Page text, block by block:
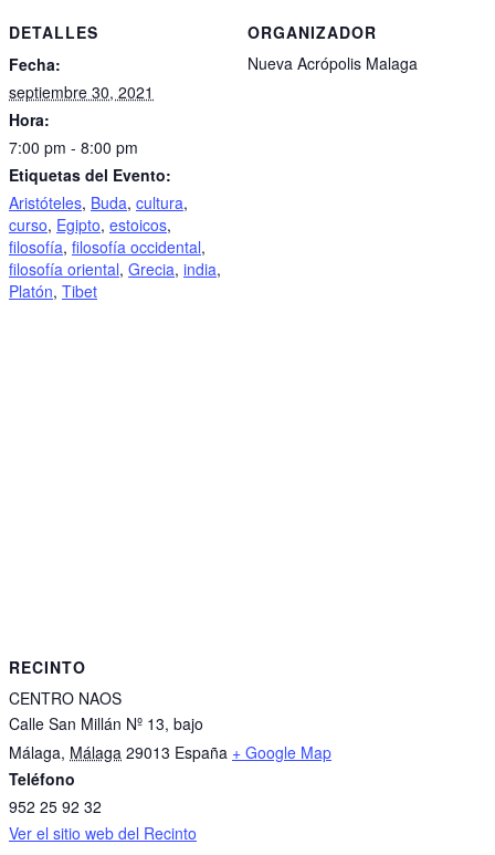
DETALLES
Fecha:
septiembre 30, 2021
Hora:
7:00 pm - 8:00 pm
Etiquetas del Evento:
Aristóteles, Buda, cultura,
curso, Egipto, estoicos,
filosofía, filosofía occidental,
filosofía oriental, Grecia, india,
Platón, Tibet
ORGANIZADOR
Nueva Acrópolis Malaga
RECINTO
CENTRO NAOS
Calle San Millán Nº 13, bajo
Málaga, Málaga 29013 España + Google Map
Teléfono
952 25 92 32
Ver el sitio web del Recinto